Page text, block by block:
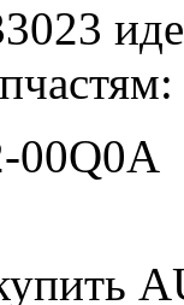
00Q0A